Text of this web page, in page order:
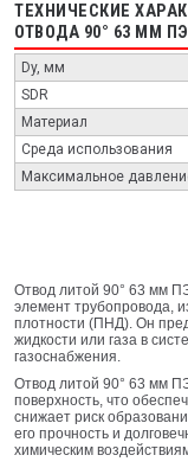
ТЕХНИЧЕСКИЕ
ОТВОДА 90° 63 ММ
Dy, мм
SDR
Материал
Среда использования
Максимальное
Отвод литой 90° 63 мм
элемент трубопровода,
плотности (ПНД). Он
жидкости или газа в
газоснабжения.
Отвод литой 90° 63 мм
поверхность, что
снижает риск
его прочность и
химическим